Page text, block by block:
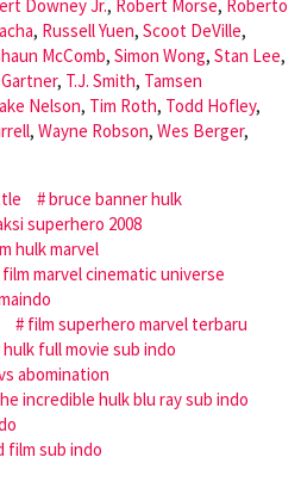
Downey Jr., Robert Morse, Roberto
, Russell Yuen, Scoot DeVille,
McComb, Simon Wong, Stan Lee,
, T.J. Smith, Tamsen
Nelson, Tim Roth, Todd Hofley,
, Wayne Robson, Wes Berger,
bruce banner hulk
superhero 2008
hulk marvel
film marvel cinematic universe
film superhero marvel terbaru
hulk full movie sub indo
abomination
incredible hulk blu ray sub indo
film sub indo